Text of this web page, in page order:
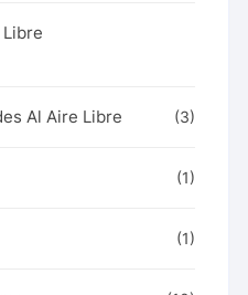
Al Aire Libre (3)
(1)
(1)